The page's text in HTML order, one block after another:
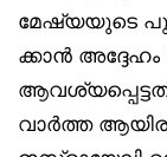
മേഷ്യയുടെ
ക്കാൻ
വാർത്ത